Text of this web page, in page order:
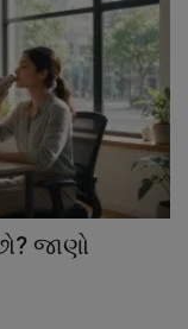
જાણો